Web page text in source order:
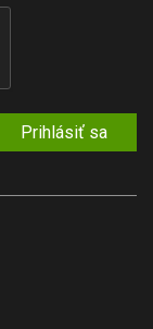
Prihlásiť sa